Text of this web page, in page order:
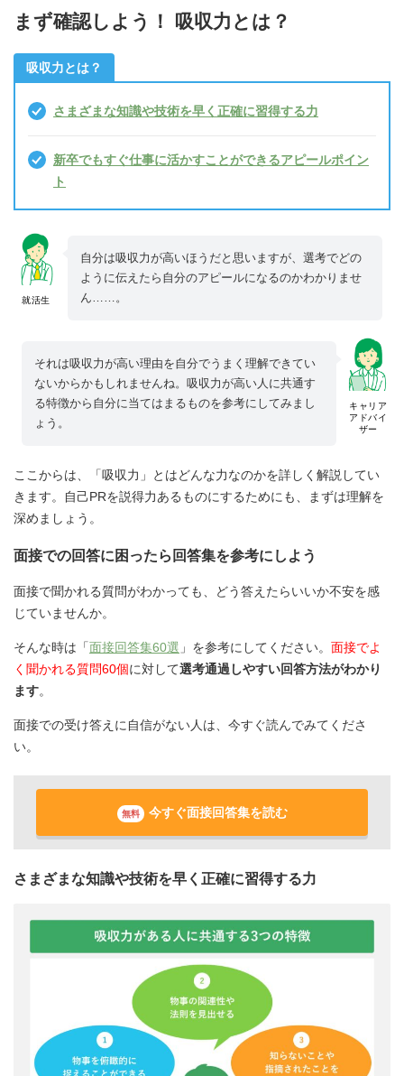
まず確認しよう！ 吸収力とは？
吸収力とは？
さまざまな知識や技術を早く正確に習得する力
新卒でもすぐ仕事に活かすことができるアピールポイン
ト
就活生
自分は吸収力が高いほうだと思いますが、選考でどの
ように伝えたら自分のアピールになるのかわかりませ
ん……。
キャリア
アドバイ
ザー
それは吸収力が高い理由を自分でうまく理解できてい
ないからかもしれませんね。吸収力が高い人に共通す
る特徴から自分に当てはまるものを参考にしてみまし
ょう。
ここからは、「吸収力」とはどんな力なのかを詳しく解説してい
きます。自己PRを説得力あるものにするためにも、まずは理解を
深めましょう。
面接での回答に困ったら回答集を参考にしよう
面接で聞かれる質問がわかっても、どう答えたらいいか不安を感
じていませんか。
そんな時は「面接回答集60選 」を参考にしてください。 面接でよ
く聞かれる質問60個に対して選考通過しやすい回答方法がわかり
ます。
面接での受け答えに自信がない人は、今すぐ読んでみてくださ
い。
無料 今すぐ面接回答集を読む
さまざまな知識や技術を早く正確に習得する力